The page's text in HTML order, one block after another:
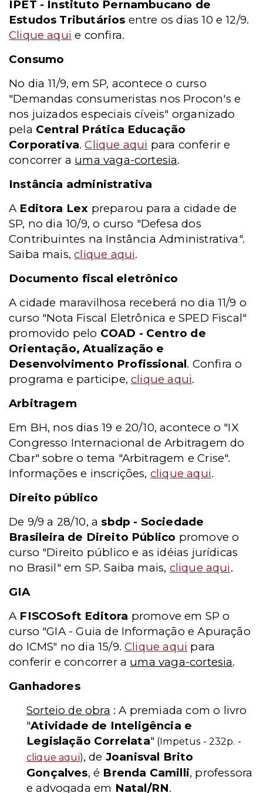
IPET - Instituto Pernambucano de
Estudos Tributários entre os dias 10 e 12/9.
Clique aqui e confira.
Consumo
No dia 11/9, em SP, acontece o curso
"Demandas consumeristas nos Procon's e
nos juizados especiais cíveis" organizado
pela Central Prática Educação
Corporativa.Clique aqui para conferir e
concorrer a uma vaga-cortesia.
Instância administrativa
A Editora Lex preparou para a cidade de
SP, no dia 10/9, o curso "Defesa dos
Contribuintes na Instância Administrativa".
Saiba mais,clique aqui.
Documento fiscal eletrônico
A cidade maravilhosa receberá no dia 11/9 o
curso "Nota Fiscal Eletrônica e SPED Fiscal"
promovido pelo COAD - Centro de
Orientação, Atualização e
Desenvolvimento Profissional. Confira o
programa e participe,clique aqui.
Arbitragem
Em BH, nos dias 19 e 20/10, acontece o "IX
Congresso Internacional de Arbitragem do
Cbar" sobre o tema "Arbitragem e Crise".
Informações e inscrições, clique aqui.
Direito público
De 9/9 a 28/10, a sbdp - Sociedade
Brasileira de Direito Público promove o
curso "Direito público e as idéias jurídicas
no Brasil" em SP. Saiba mais, clique aqui.
GIA
A FISCOSoft Editora promove em SP o
curso "GIA - Guia de Informação e Apuração
do ICMS" no dia 15/9.Clique aqui para
conferir e concorrer a uma vaga-cortesia.
Ganhadores
Sorteio de obra : A premiada com o livro
"Atividade de Inteligência e
Legislação Correlata" (Impetus - 232p. -
clique aqui), de Joanisval Brito
Gonçalves, é Brenda Camilli, professora
e advogada em Natal/RN.